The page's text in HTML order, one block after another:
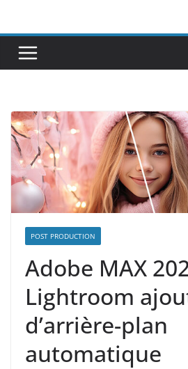
contenu
POST PRODUCTION
Adobe MAX
Lightroom
d’arrière-plan
automatique